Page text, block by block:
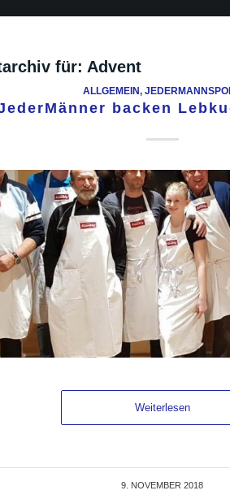
für: Advent
ALLGEMEIN,
backen
Weiterlesen
9. NOVEMBER 2018